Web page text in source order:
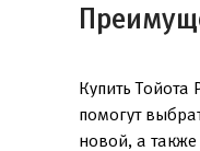
Купить
помогут
новой, а